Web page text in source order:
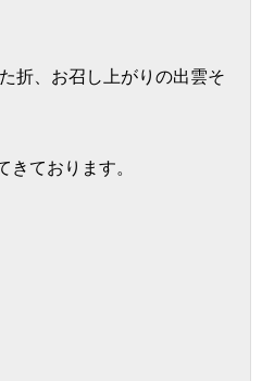
折、お召し上がりの出雲そ
ております。